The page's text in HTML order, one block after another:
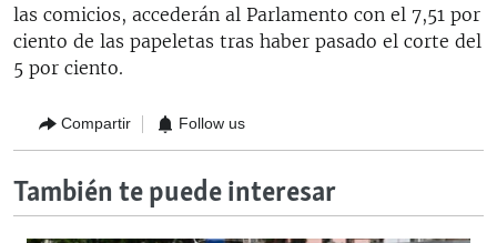
las comicios, accederán al Parlamento con el 7,51 por
ciento de las papeletas tras haber pasado el corte del
5 por ciento.
Compartir Follow us
También te puede interesar